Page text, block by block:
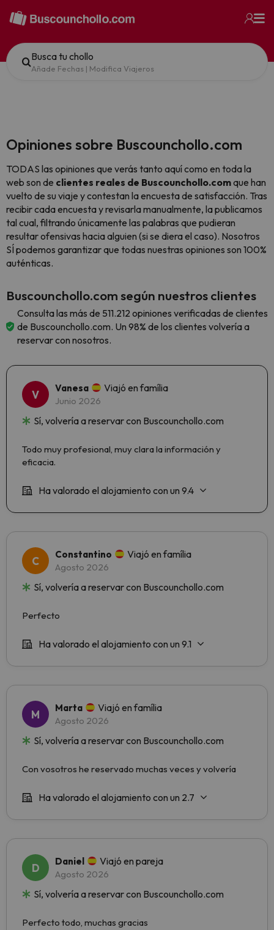
Busca tu chollo
Añade Fechas | Modifica Viajeros
Opiniones sobre Buscounchollo.com
TODAS las opiniones que verás tanto aquí como en toda la
web son de clientes reales de Buscounchollo.comque han
vuelto de su viaje y contestan la encuesta de satisfacción. Tras
recibir cada encuesta y revisarla manualmente, la publicamos
tal cual, filtrando únicamente las palabras que pudieran
resultar ofensivas hacia alguien (si se diera el caso). Nosotros
SÍ podemos garantizar que todas nuestras opiniones son 100%
auténticas.
Buscounchollo.com según nuestros clientes
Consulta las más de 511.212 opiniones verificadas de clientes
de Buscounchollo.com. Un 98% de los clientes volvería a
reservar con nosotros.